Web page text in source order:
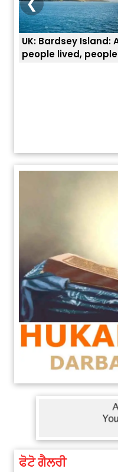
UK: Bardsey Island:
people lived,
❮
ਫੋਟੋ ਗੈਲਰੀ